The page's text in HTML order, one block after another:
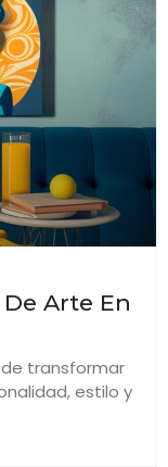
Arte En
transformar
estilo y